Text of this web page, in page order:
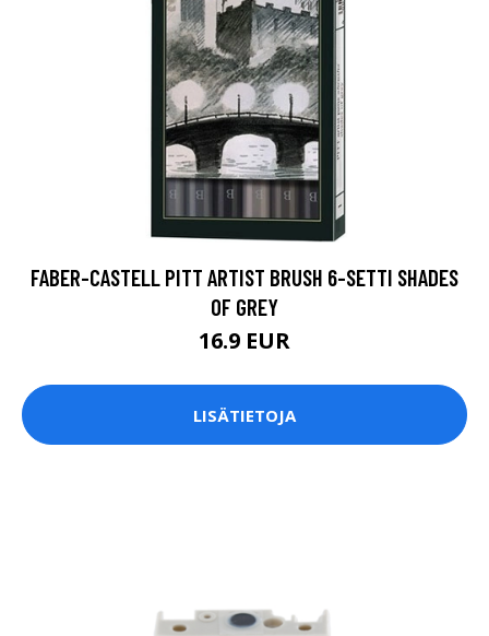
FABER-CASTELL PITT ARTIST BRUSH 6-SETTI SHADES
OF GREY
16.9 EUR
LISÄTIETOJA